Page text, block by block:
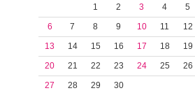
1
2 3 4
5
6
7 8 9 10 11
12
13
14 15 16 17 18
19
20
21 22 23 24 25
26
27
28 29 30